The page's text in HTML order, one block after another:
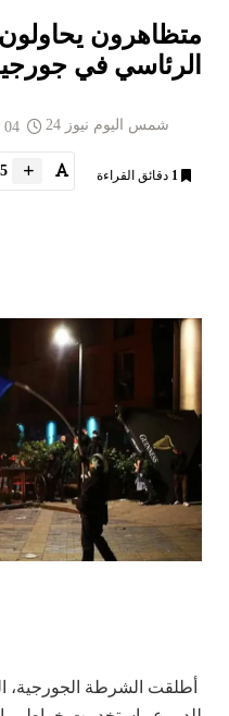
متظاهرون
الرئاسي في
شمس اليوم نيوز 24
1 دقائق القراءة
أطلقت الشرطة الجورجية،